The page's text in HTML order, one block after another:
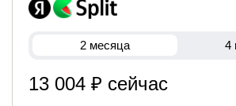
2 месяца 4
13 004 ₽ сейчас